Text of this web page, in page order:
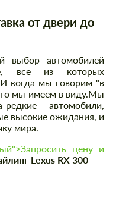
от двери до
выбор автомобилей
все из которых
когда мы говорим "в
мы имеем в виду.Мы
автомобили,
высокие ожидания, и
мира.
цену и
Lexus RX 300